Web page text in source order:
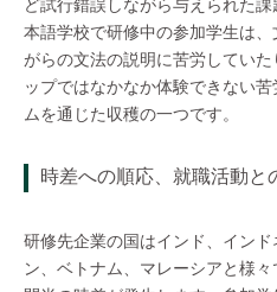
ど試行錯誤しながら与えられた
本語学校で研修中の参加学生は
がらの文法の説明に苦労してい
ップではなかなか体験できない
ムを通じた収穫の一つです。
時差への順応、就職活動と
研修先企業の国はインド、イン
ン、ベトナム、マレーシアと様